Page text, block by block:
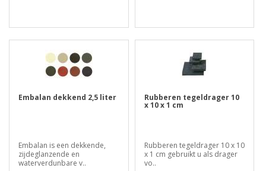
Embalan dekkend 2,5 liter
Embalan is een dekkende,
zijdeglanzende en
waterverdunbare v..
Rubberen tegeldrager 10
x 10 x 1 cm
Rubberen tegeldrager 10 x 10
x 1 cm gebruikt u als drager
vo..